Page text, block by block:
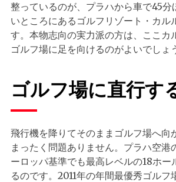
整っているのが、プラハから車で45分
いところにあるゴルフリゾート・カル
す。本物志向の実力派の方は、ここカ
ゴルフ場に足を向けるのがよいでしょ
ゴルフ場に直行す
飛行機を降りてそのままゴルフ場へ向
まったく問題ありません。プラハ空港
ーロッパ基準でも最高レベルの18ホー
るのです。2011年の年間最優秀ゴルフ